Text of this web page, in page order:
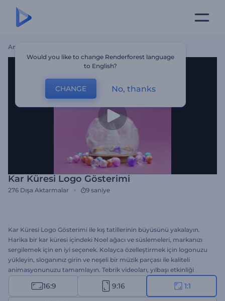
Ana Sayfa
Kar Küresi Logo Gösterimi
276 Dışa Aktarmalar 9 saniye
Kar Küresi Logo Gösterimi ile kış tatillerinin büyüsünü yakalayın.
Harika bir kar küresi içindeki Noel ağacı ve süslemeleri, markanızı
sergilemek için en iyi seçenek. Kolayca özelleştirmek için logonuzu
yükleyin, sloganınız girin ve neşeli bir müzik parçası ile kaliteli
animasyonunuzu tamamlayın. Tebrik videoları, yılbaşı etkinliği
davetiyeleri, Noel reklamları, bayram introları vs. için ideal. Hemen
oluşturun; markanıza karlı bir rüya içinde hayat verin!
16:9 9:16 1:1
Would you like to change Renderforest language
to English?
CHANGE No, thanks